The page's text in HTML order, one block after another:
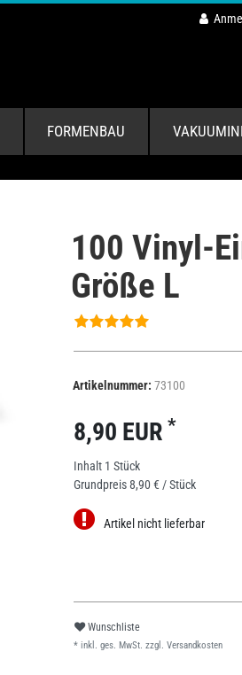
FORMENBAU
100 Vinyl-
Größe L
Artikelnummer: 73100
8,90 EUR *
Inhalt 1 Stück
Grundpreis8,90 € / Stück
Artikel nicht lieferbar
Wunschliste
* inkl. ges. MwSt. zzgl. Versandkosten